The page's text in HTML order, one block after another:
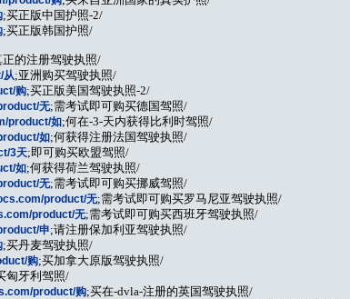
;买正版中国护照-2/
;买正版韩国护照/
正的注册驾驶执照/
;亚洲购买驾驶执照/
购;买正版美国驾驶执照-2/
无;需考试即可购买德国驾照/
product/如;何在-3-天内获得比利时驾照/
如;何获得注册法国驾驶执照/
3天;即可购买欧盟驾照/
如;何获得荷兰驾驶执照/
无;需考试即可购买挪威驾照/
product/无;需考试即可购买罗马尼亚驾驶执照/
product/无;需考试即可购买西班牙驾驶执照/
申;请注册保加利亚驾驶执照/
;买丹麦驾驶执照/
购;买加拿大原版驾驶执照/
匈牙利驾照/
product/购;买在-dvla-注册的英国驾驶执照/